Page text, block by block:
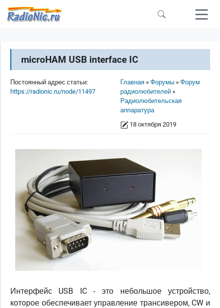
Перейти к основному содержанию
microHAM USB interface IC
Строка навигации
Главная Форумы
Форум
радиолюбителей
Радиолюбительская
аппаратура
18 октября 2019
Постоянный адрес статьи:
https://radionic.ru/node/11497
Интерфейс USB IC - это небольшое устройство,
которое обеспечивает управление трансивером, CW и